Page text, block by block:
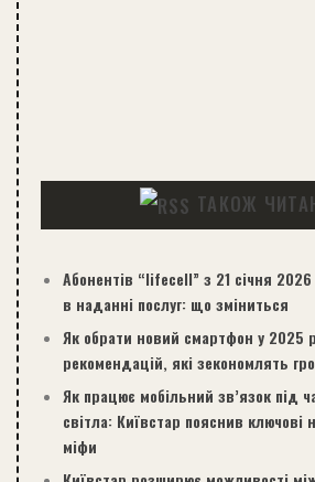
ТАКОЖ
Абонентів “lifecell” з 21 січня
в наданні послуг: що зміниться
Як обрати новий смартфон у 2025
рекомендацій, які зекономлять
Як працює мобільний зв’язок під
світла: Київстар пояснив ключові
міфи